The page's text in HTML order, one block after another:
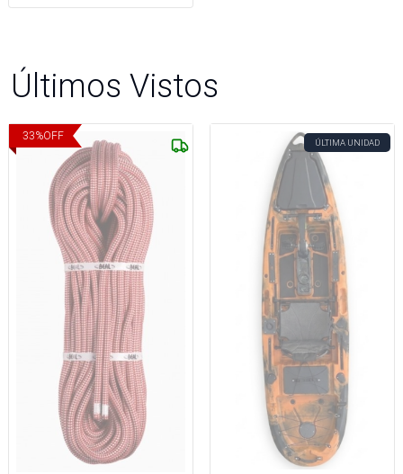
Últimos Vistos
33%OFF
ÚLTIMA UNIDAD